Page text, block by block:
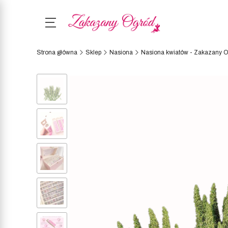
Strona główna Sklep Nasiona Nasiona kwiatów - Zakazany